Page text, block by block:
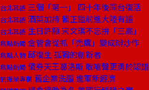
台北耳語 三個「第一」 四十年後同台復活
台北耳語 酒菜加持 賴正鎰前進大陸有譜
台北耳語 生日許願 宋文琪不忘拚「三高」
焦點新聞 金管會從抓「禿鷹」變成辦炒作
焦點人物 邱復生 孤獨的創新者
焦點新聞 債券天王葛洛斯 敢嗆聲更勇於認錯
施振榮專欄 舊企業洗腦 進軍新經濟